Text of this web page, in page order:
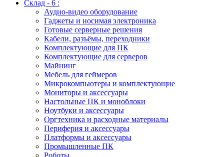
Склад - 6 :
Аудио-видео оборудование
Гаджеты и носимая электроника
Готовые серверные решения
Кабели, разъёмы, переходники
Комплектующие для ПК
Комплектующие для серверов
Майнинг
Мебель для геймеров
Микрокомпьютеры и комплектующие
Мониторы и аксессуары
Настольные ПК и моноблоки
Ноутбуки и аксессуары
Оргтехника и расходные материалы
Периферия и аксессуары
Платформы и аксессуары
Промышленные ПК